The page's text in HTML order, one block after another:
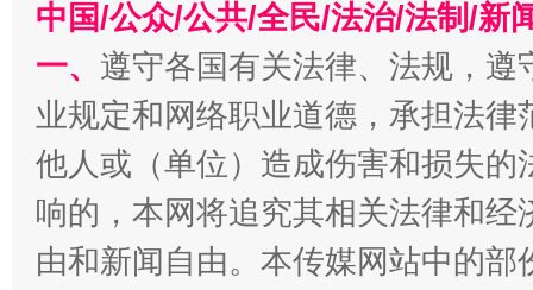
习近平的博鳌关键词
魏明亮
中国/公众/公共/全民/法治/法制/新
一、 遵守各国有关法律、法规，
业规定和网络职业道德，承担法
他人或（单位）造成伤害和损失
响的，本网将追究其相关法律和
由和新闻自由。本传媒网站中的